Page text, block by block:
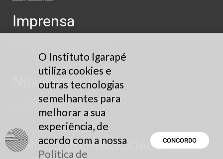
Imprensa
Newsletter
Cadastre-se
Política de Privacidade
O Instituto Igarapé
utiliza cookies e
outras tecnologias
semelhantes para
melhorar a sua
experiência, de
acordo com a nossa
Política de
CONCORDO